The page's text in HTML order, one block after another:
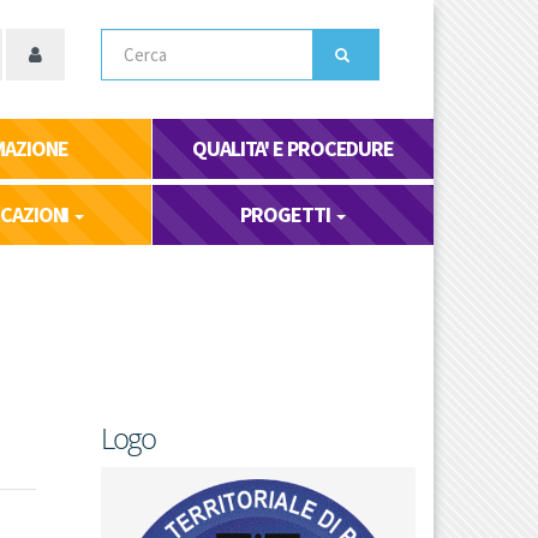
QUALITA' E PROCEDURE
PROGETTI
Logo